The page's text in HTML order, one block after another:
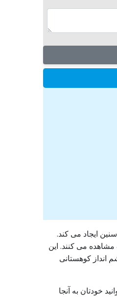
ایجاد می کند.
می کنند. این
انداز کوهستانی
خودتان به آنجا